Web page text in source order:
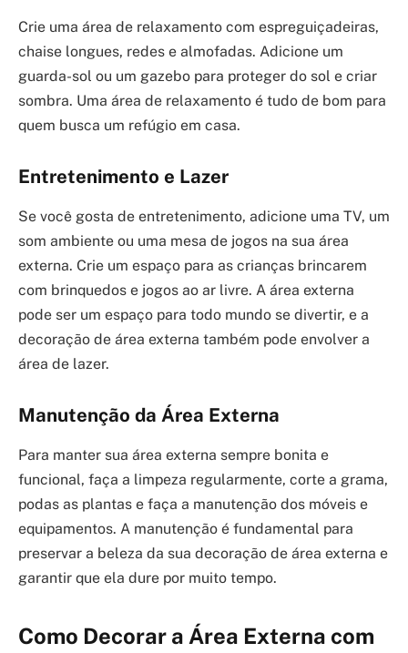
Crie uma área de relaxamento com espreguiçadeiras,
chaise longues, redes e almofadas. Adicione um
guarda-sol ou um gazebo para proteger do sol e criar
sombra. Uma área de relaxamento é tudo de bom para
quem busca um refúgio em casa.
Entretenimento e Lazer
Se você gosta de entretenimento, adicione uma TV, um
som ambiente ou uma mesa de jogos na sua área
externa. Crie um espaço para as crianças brincarem
com brinquedos e jogos ao ar livre. A área externa
pode ser um espaço para todo mundo se divertir, e a
decoração de área externa também pode envolver a
área de lazer.
Manutenção da Área Externa
Para manter sua área externa sempre bonita e
funcional, faça a limpeza regularmente, corte a grama,
podas as plantas e faça a manutenção dos móveis e
equipamentos. A manutenção é fundamental para
preservar a beleza da sua decoração de área externa e
garantir que ela dure por muito tempo.
Como Decorar a Área Externa com